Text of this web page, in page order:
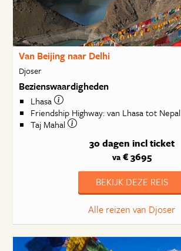
Van Beijing naar Delhi
Djoser
Bezienswaardigheden
Lhasa
Friendship Highway: van Lhasa tot Nepal
Taj Mahal
30 dagen incl ticket
va€ 3695
BEKIJK DEZE REIS
Alle reizen van Djoser